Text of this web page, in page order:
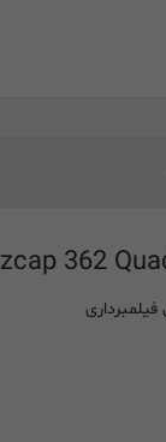
فیلمبرداری